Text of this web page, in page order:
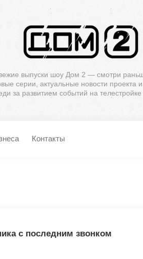
выпуски шоу Дом 2 — смотри
серии, актуальные новости проекта
за развитием событий на
Контакты
с последним звонком